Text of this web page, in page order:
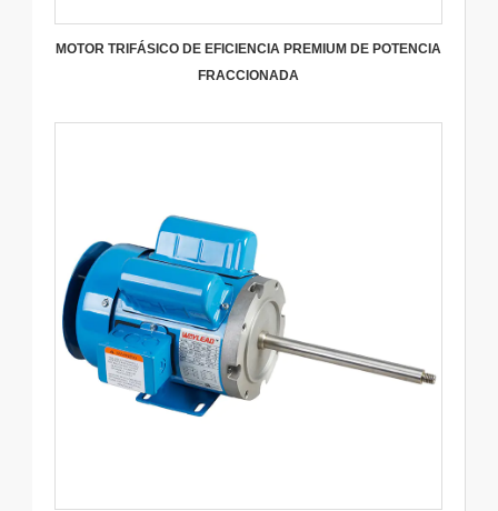
MOTOR TRIFÁSICO DE EFICIENCIA PREMIUM DE POTENCIA
FRACCIONADA